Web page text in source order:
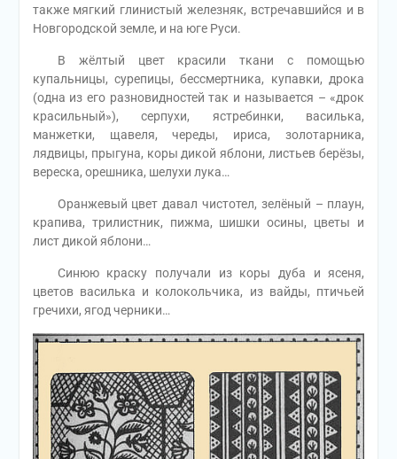
также мягкий глинистый железняк, встречавшийся и в
Новгородской земле, и на юге Руси.
В жёлтый цвет красили ткани с помощью
купальницы, сурепицы, бессмертника, купавки, дрока
(одна из его разновидностей так и называется – «дрок
красильный»), серпухи, ястребинки, василька,
манжетки, щавеля, череды, ириса, золотарника,
лядвицы, прыгуна, коры дикой яблони, листьев берёзы,
вереска, орешника, шелухи лука…
Оранжевый цвет давал чистотел, зелёный – плаун,
крапива, трилистник, пижма, шишки осины, цветы и
лист дикой яблони…
Синюю краску получали из коры дуба и ясеня,
цветов василька и колокольчика, из вайды, птичьей
гречихи, ягод черники…